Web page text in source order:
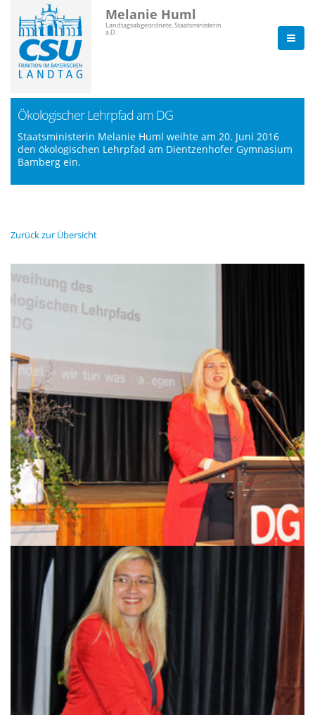
Melanie Huml
Landtagsabgeordnete, Staatsministerin
a.D.
Ökologischer Lehrpfad am DG
Staatsministerin Melanie Huml weihte am 20. Juni 2016
den ökologischen Lehrpfad am Dientzenhofer Gymnasium
Bamberg ein.
Zurück zur Übersicht